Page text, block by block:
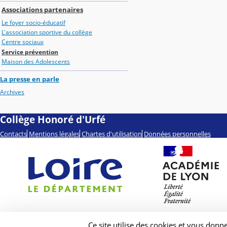
Associations partenaires
Le foyer socio-éducatif
L'association sportive du collège
Centre sociaux
Service prévention
Maison des Adolescents
La presse en parle
Archives
Collège Honoré d'Urfé
Contacts Mentions légales Chartes d'utilisation Données personnelles
Ce site utilise des cookies et vous